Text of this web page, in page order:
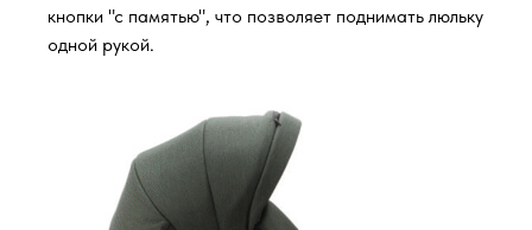
кнопки "с памятью", что позволяет поднимать люльку
одной рукой.